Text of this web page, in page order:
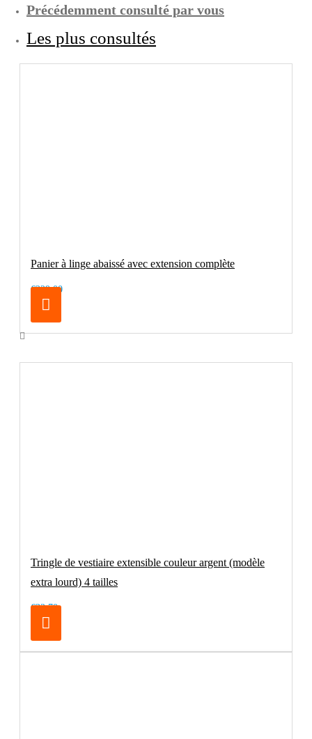
Précédemment consulté par vous
Les plus consultés
Panier à linge abaissé avec extension complète
€229.00
Tringle de vestiaire extensible couleur argent (modèle
extra lourd) 4 tailles
€32.70